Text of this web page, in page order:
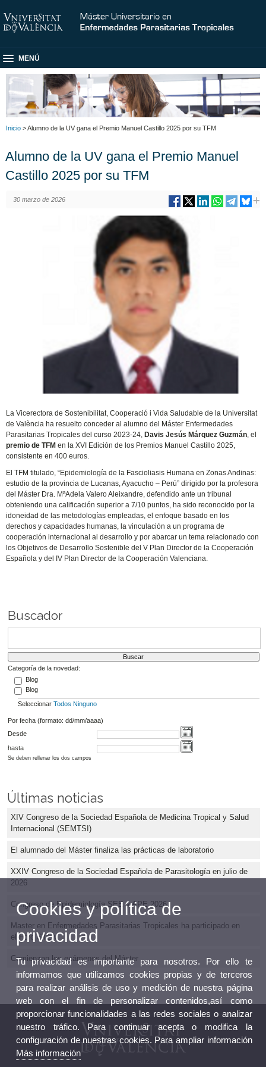
MENÚ
Inicio > Alumno de la UV gana el Premio Manuel Castillo 2025 por su TFM
Alumno de la UV gana el Premio Manuel
Castillo 2025 por su TFM
30 marzo de 2026
La Vicerectora de Sostenibilitat, Cooperació i Vida Saludable de la Universitat
de València ha resuelto conceder al alumno del Máster Enfermedades
Parasitarias Tropicales del curso 2023-24, Davis Jesús Márquez Guzmán, el
premio de TFM en la XVI Edición de los Premios Manuel Castillo 2025,
consistente en 400 euros.
El TFM titulado, “Epidemiología de la Fascioliasis Humana en Zonas Andinas:
estudio de la provincia de Lucanas, Ayacucho – Perú” dirigido por la profesora
del Máster Dra. MªAdela Valero Aleixandre, defendido ante un tribunal
obteniendo una calificación superior a 7/10 puntos, ha sido reconocido por la
idoneidad de las metodologías empleadas, el enfoque basado en los
derechos y capacidades humanas, la vinculación a un programa de
cooperación internacional al desarrollo y por abarcar un tema relacionado con
los Objetivos de Desarrollo Sostenible del V Plan Director de la Cooperación
Española y del IV Plan Director de la Cooperación Valenciana.
Buscador
Categoría de la novedad:
Blog
Blog
Seleccionar Todos Ninguno
Por fecha (formato: dd/mm/aaaa)
Desde
hasta
Se deben rellenar los dos campos
Últimas noticias
XIV Congreso de la Sociedad Española de Medicina Tropical y Salud
Internacional (SEMTSI)
El alumnado del Máster finaliza las prácticas de laboratorio
XXIV Congreso de la Sociedad Española de Parasitología en julio de
2026
Congreso de Epidemiología SEE y APE 2026
Master en Enfermedades Parasitarias Tropicales ha participado en
el Foro STEM
Comienzan los exámenes del Máster
Cookies y política de
privacidad
Tu privacidad es importante para nosotros. Por ello te
informamos que utilizamos cookies propias y de terceros
para realizar análisis de uso y medición de nuestra página
web con el fin de personalizar contenidos,así como
proporcionar funcionalidades a las redes sociales o analizar
nuestro tráfico. Para continuar acepta o modifica la
configuración de nuestras cookies. Para ampliar información
Más información